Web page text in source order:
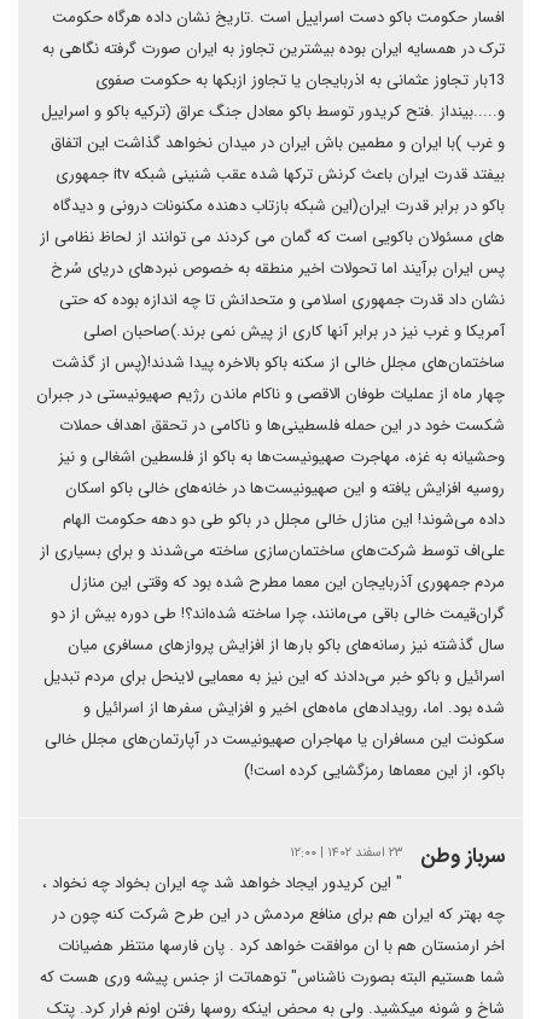
افسار حکومت باکو دست اسراییل است .تاریخ نشان داده هرگاه حکومت
ترک در همسایه ایران بوده بیشترین تجاوز به ایران صورت گرفته نگاهی به
13بار تجاوز عثمانی به اذربایجان یا تجاوز ازبکها به حکومت صفوی
و.....بینداز .فتح کریدور توسط باکو معادل جنگ عراق (ترکیه باکو و اسراییل
و غرب )با ایران و مطمین باش ایران در میدان نخواهد گذاشت این اتفاق
بیفتد قدرت ایران باعث کرنش ترکها شده عقب شنینی شبکه itv جمهوری
باکو در برابر قدرت ایران(این شبکه بازتاب دهنده مکنونات درونی و دیدگاه
های مسئولان باکویی است که گمان می کردند می توانند از لحاظ نظامی از
پس ایران برآیند اما تحولات اخیر منطقه به خصوص نبردهای دریای سُرخ
نشان داد قدرت جمهوری اسلامی و متحدانش تا چه اندازه بوده که حتی
آمریکا و غرب نیز در برابر آنها کاری از پیش نمی برند.)صاحبان اصلی
ساختمان‌های مجلل خالی از سکنه باکو بالاخره پیدا شدند!(پس از گذشت
چهار ماه از عملیات طوفان الاقصی و ناکام ماندن رژیم صهیونیستی در جبران
شکست خود در این حمله فلسطینی‌ها و ناکامی در تحقق اهداف حملات
وحشیانه به غزه، مهاجرت صهیونیست‌ها به باکو از فلسطین اشغالی و نیز
روسیه افزایش یافته و این صهیونیست‌ها در خانه‌های خالی باکو اسکان
داده می‌شوند! این منازل خالی مجلل در باکو طی دو دهه حکومت الهام
علی‌اف توسط شرکت‌های ساختمان‌سازی ساخته می‌شدند و برای بسیاری از
مردم جمهوری آذربایجان این معما مطرح شده بود که وقتی این منازل
گران‌قیمت خالی باقی می‌مانند، چرا ساخته شده‌اند؟! طی دوره بیش از دو
سال گذشته نیز رسانه‌های باکو بارها از افزایش پروازهای مسافری میان
اسرائیل و باکو خبر می‌دادند که این نیز به معمایی لاینحل برای مردم تبدیل
شده بود. اما، رویدادهای ماه‌های اخیر و افزایش سفرها از اسرائیل و
سکونت این مسافران یا مهاجران صهیونیست در آپارتمان‌های مجلل خالی
باکو، از این معماها رمزگشایی کرده است!)
سرباز وطن ۲۳ اسفند ۱۴۰۲ | ۱۲:۰۰
" این کریدور ایجاد خواهد شد چه ایران بخواد چه نخواد ،
چه بهتر که ایران هم برای منافع مردمش در این طرح شرکت کنه چون در
اخر ارمنستان هم با ان موافقت خواهد کرد . پان فارسها منتظر هضیانات
شما هستیم البته بصورت ناشناس" توهماتت از جنس پیشه وری هست که
شاخ و شونه میکشید. ولی به محض اینکه روسها رفتن اونم فرار کرد. پتک